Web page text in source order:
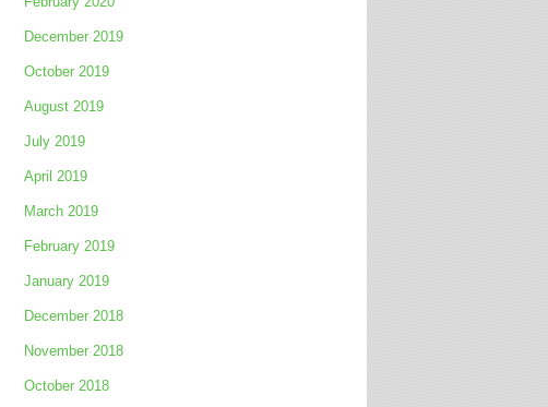
December 2019
October 2019
August 2019
July 2019
April 2019
March 2019
February 2019
January 2019
December 2018
November 2018
October 2018